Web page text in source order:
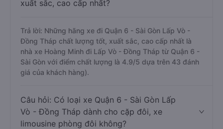
xuất sắc, cao cấp nhất?
Trả lời: Những hãng xe đi Quận 6 - Sài Gòn Lấp Vò -
Đồng Tháp chất lượng tốt, xuất sắc, cao cấp nhất là
nhà xe Hoàng Minh đi Lấp Vò - Đồng Tháp từ Quận 6 -
Sài Gòn với điểm chất lượng là 4.9/5 dựa trên 43 đánh
giá của khách hàng).
Câu hỏi: Có loại xe Quận 6 - Sài Gòn Lấp
Vò - Đồng Tháp dành cho cặp đôi, xe
limousine phòng đôi không?